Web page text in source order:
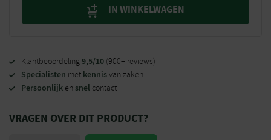
IN WINKELWAGEN
Klantbeoordeling9,5/10 (900+ reviews)
Specialisten met kennisvan zaken
Persoonlijk en snel contact
VRAGEN OVER DIT PRODUCT?